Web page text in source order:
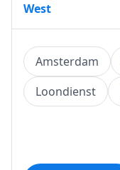
West
Amsterdam
Loondienst